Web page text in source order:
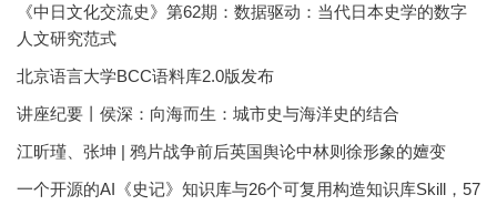
《中日文化交流史》第62期：数据驱动：当代日本史学的数字
人文研究范式
北京语言大学BCC语料库2.0版发布
讲座纪要丨侯深：向海而生：城市史与海洋史的结合
江昕瑾、张坤 | 鸦片战争前后英国舆论中林则徐形象的嬗变
一个开源的AI《史记》知识库与26个可复用构造知识库Skill，57